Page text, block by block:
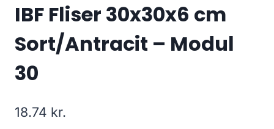
IBF Fliser 30x30x6 cm
Sort/Antracit – Modul
30
18.74 kr.